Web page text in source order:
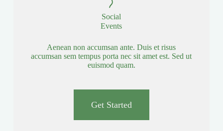
Social
Events
Aenean non accumsan ante. Duis et risus
accumsan sem tempus porta nec sit amet est. Sed ut
euismod quam.
Get Started